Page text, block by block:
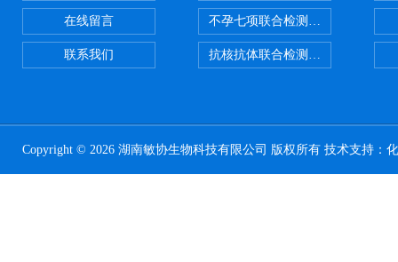
在线留言
联系我们
不孕七项联合检测试剂盒
抗核抗体联合检测试剂盒
Copyright © 2026 湖南敏协生物科技有限公司 版权所有 技术支持：